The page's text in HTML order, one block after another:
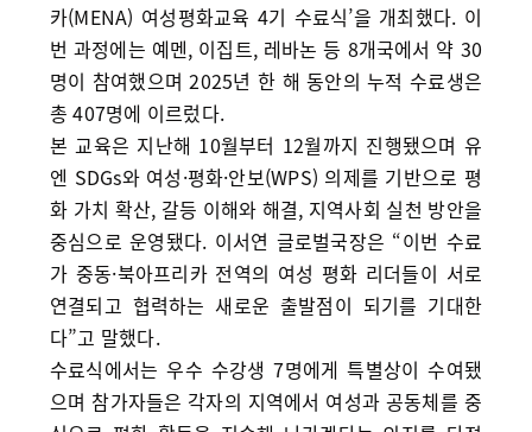
카(MENA) 여성평화교육 4기 수료식’을 개최했다. 이
번 과정에는 예멘, 이집트, 레바논 등 8개국에서 약 30
명이 참여했으며 2025년 한 해 동안의 누적 수료생은
총 407명에 이르렀다.
본 교육은 지난해 10월부터 12월까지 진행됐으며 유
엔 SDGs와 여성·평화·안보(WPS) 의제를 기반으로 평
화 가치 확산, 갈등 이해와 해결, 지역사회 실천 방안을
중심으로 운영됐다. 이서연 글로벌국장은 “이번 수료
가 중동·북아프리카 전역의 여성 평화 리더들이 서로
연결되고 협력하는 새로운 출발점이 되기를 기대한
다”고 말했다.
수료식에서는 우수 수강생 7명에게 특별상이 수여됐
으며 참가자들은 각자의 지역에서 여성과 공동체를 중